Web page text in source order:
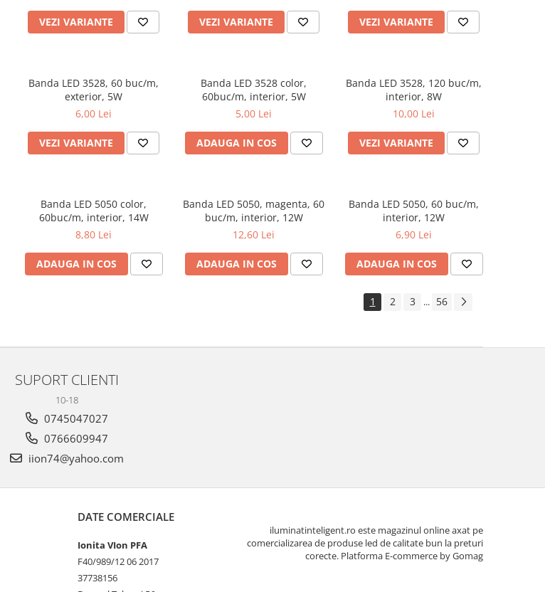
VEZI VARIANTE VEZI VARIANTE VEZI VARIANTE
Banda LED 3528, 60 buc/m,
exterior, 5W
6,00 Lei
VEZI VARIANTE
Banda LED 3528 color,
60buc/m, interior, 5W
5,00 Lei
ADAUGA IN COS
Banda LED 3528, 120 buc/m,
interior, 8W
10,00 Lei
VEZI VARIANTE
Banda LED 5050 color,
60buc/m, interior, 14W
8,80 Lei
ADAUGA IN COS
Banda LED 5050, magenta, 60
buc/m, interior, 12W
12,60 Lei
ADAUGA IN COS
Banda LED 5050, 60 buc/m,
interior, 12W
6,90 Lei
ADAUGA IN COS
1 2 3 ... 56
SUPORT CLIENTI
10-18
0745047027
0766609947
iion74@yahoo.com
DATE COMERCIALE
Ionita VIon PFA
F40/989/12 06 2017
37738156
iluminatinteligent.ro este magazinul online axat pe
comercializarea de produse led de calitate bun la preturi
corecte. Platforma E-commerce by Gomag